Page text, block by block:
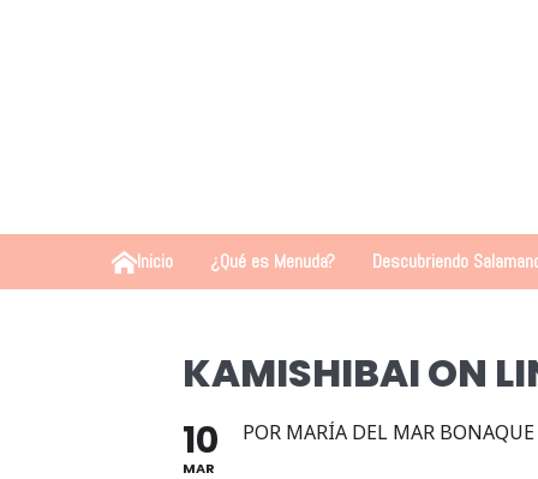
Inicio ¿Qué es Menuda? Descubriendo
KAMISHIBAI ON
10
MAR
POR MARÍA DEL MAR BONAQUE